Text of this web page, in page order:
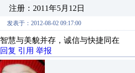
注册：2011年5月12日
发表于：2012-08-02 09:17:00
智慧与美貌并存，诚信与快捷同在
回复 引用 举报